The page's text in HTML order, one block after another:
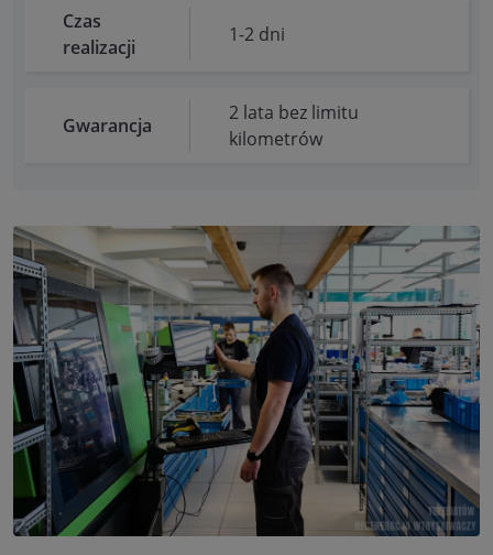
Czas
realizacji
1-2 dni
Gwarancja
2 lata bez limitu
kilometrów